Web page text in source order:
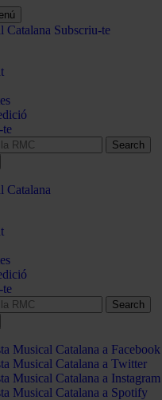
Catalana Subscriu-te
te
Catalana
te
Musical Catalana a Facebook
Musical Catalana a Twitter
Musical Catalana a Instagram
Musical Catalana a Spotify